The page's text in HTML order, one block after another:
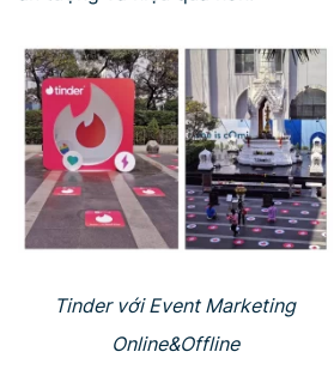
Tinder với Event Marketing
Online&Offline